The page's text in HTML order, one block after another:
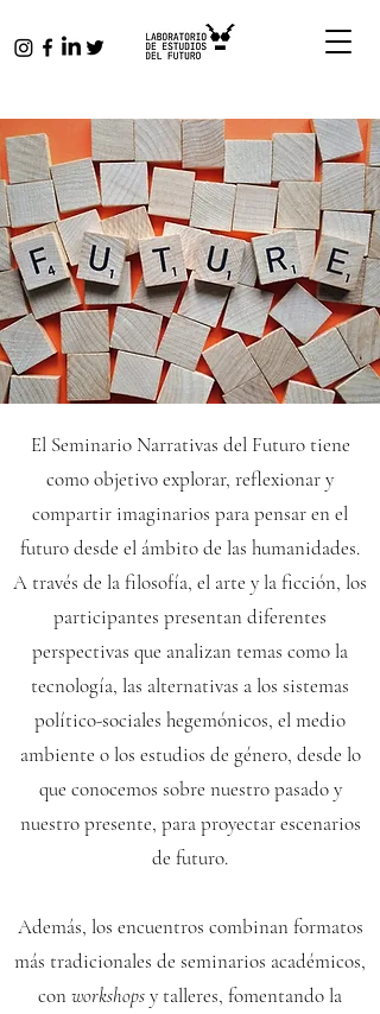
El Seminario Narrativas del Futurotiene
como objetivo explorar, reflexionar y
compartir imaginarios para pensar en el
futuro desde el ámbito de las humanidades.
A través de la filosofía, el arte y la ficción, los
participantes presentan diferentes
perspectivas que analizan temas como la
tecnología, las alternativas a los sistemas
político-sociales hegemónicos, el medio
ambiente o los estudios de género, desde lo
que conocemos sobre nuestro pasado y
nuestro presente, para proyectar escenarios
de futuro.
Además, los encuentros combinan formatos
más tradicionales de seminarios académicos,
con workshopsy talleres, fomentando la